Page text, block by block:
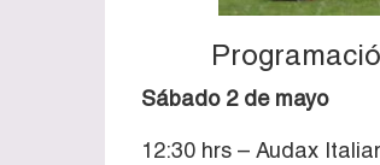
Sábado 2 de mayo
12:30 hrs – Audax